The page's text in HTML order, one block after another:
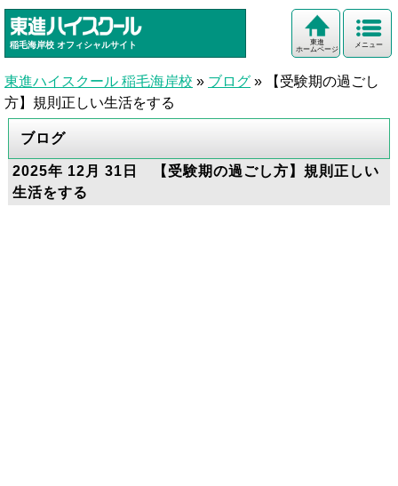
稲毛海岸校 オフィシャルサイト メニュー
東進
ホームページ
東進ハイスクール 稲毛海岸校 » ブログ »
【受験期の過ごし
方】規則正しい生活をする
ブログ
2025年 12月 31日 【受験期の過ごし方】規則正しい
生活をする